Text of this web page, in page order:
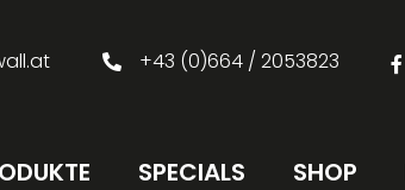
+43 (0)664 / 2053823
SPECIALS SHOP